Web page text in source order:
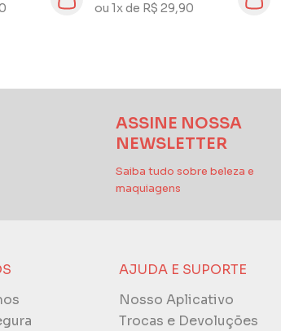
ou 1x de R$ 29,90
ASSINE NOSSA
NEWSLETTER
Saiba tudo sobre beleza e
maquiagens
AJUDA E SUPORTE
Nosso Aplicativo
Trocas e Devoluções